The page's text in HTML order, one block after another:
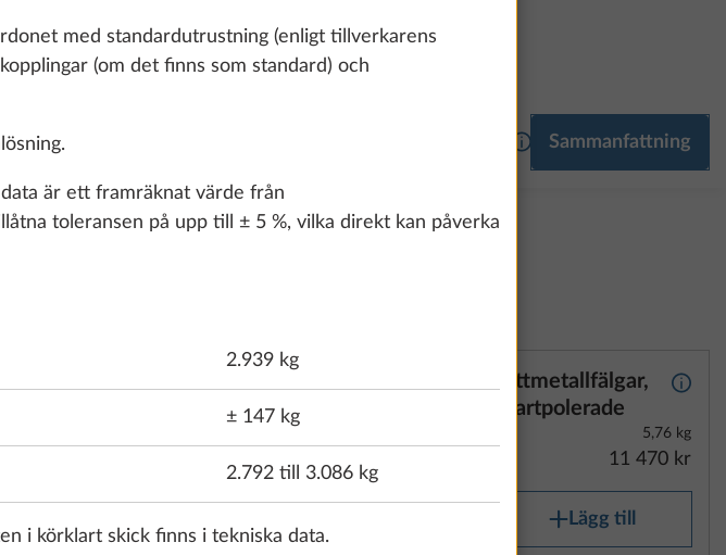
Mer information
Sammanfattning
KLIMAT
med navkapsel
Lättmetallfälgar,
svartpolerade
Mer
5,76 kg
11 470 kr
Lägg till
med standardutrustning (enligt tillverkarens
(om det finns som standard) och
är ett framräknat värde från
toleransen på upp till ± 5 %, vilka direkt kan påverka
2.939 kg
± 147 kg
2.792 till 3.086 kg
i körklart skick finns i tekniska data.